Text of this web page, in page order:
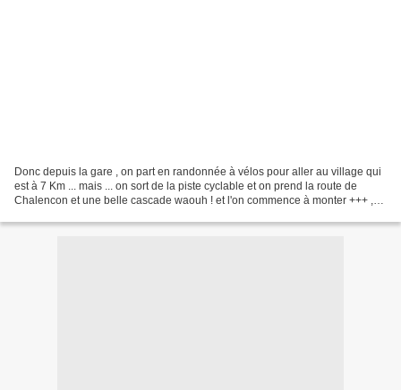
Donc depuis la gare , on part en randonnée à vélos pour aller au village qui
est à 7 Km ... mais ... on sort de la piste cyclable et on prend la route de
Chalencon et une belle cascade waouh ! et l'on commence à monter +++ ,